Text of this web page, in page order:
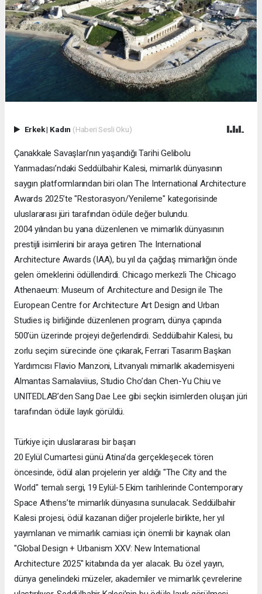
Erkek| Kadın (Haberi Sesli Oku)
Çanakkale Savaşları’nın yaşandığı Tarihi Gelibolu
Yarımadası’ndaki Seddülbahir Kalesi, mimarlık dünyasının
saygın platformlarından biri olan The International Architecture
Awards 2025’te "Restorasyon/Yenileme" kategorisinde
uluslararası jüri tarafından ödüle değer bulundu.
2004 yılından bu yana düzenlenen ve mimarlık dünyasının
prestijli isimlerini bir araya getiren The International
Architecture Awards (IAA), bu yıl da çağdaş mimarlığın önde
gelen örneklerini ödüllendirdi. Chicago merkezli The Chicago
Athenaeum: Museum of Architecture and Design ile The
European Centre for Architecture Art Design and Urban
Studies iş birliğinde düzenlenen program, dünya çapında
500’ün üzerinde projeyi değerlendirdi. Seddülbahir Kalesi, bu
zorlu seçim sürecinde öne çıkarak, Ferrari Tasarım Başkan
Yardımcısı Flavio Manzoni, Litvanyalı mimarlık akademisyeni
Almantas Samalaviius, Studio Cho’dan Chen-Yu Chiu ve
UNITEDLAB’den Sang Dae Lee gibi seçkin isimlerden oluşan jüri
tarafından ödüle layık görüldü.
Türkiye için uluslararası bir başarı
20 Eylül Cumartesi günü Atina’da gerçekleşecek tören
öncesinde, ödül alan projelerin yer aldığı "The City and the
World" temalı sergi, 19 Eylül-5 Ekim tarihlerinde Contemporary
Space Athens’te mimarlık dünyasına sunulacak. Seddülbahir
Kalesi projesi, ödül kazanan diğer projelerle birlikte, her yıl
yayımlanan ve mimarlık camiası için önemli bir kaynak olan
"Global Design + Urbanism XXV: New International
Architecture 2025" kitabında da yer alacak. Bu özel yayın,
dünya genelindeki müzeler, akademiler ve mimarlık çevrelerine